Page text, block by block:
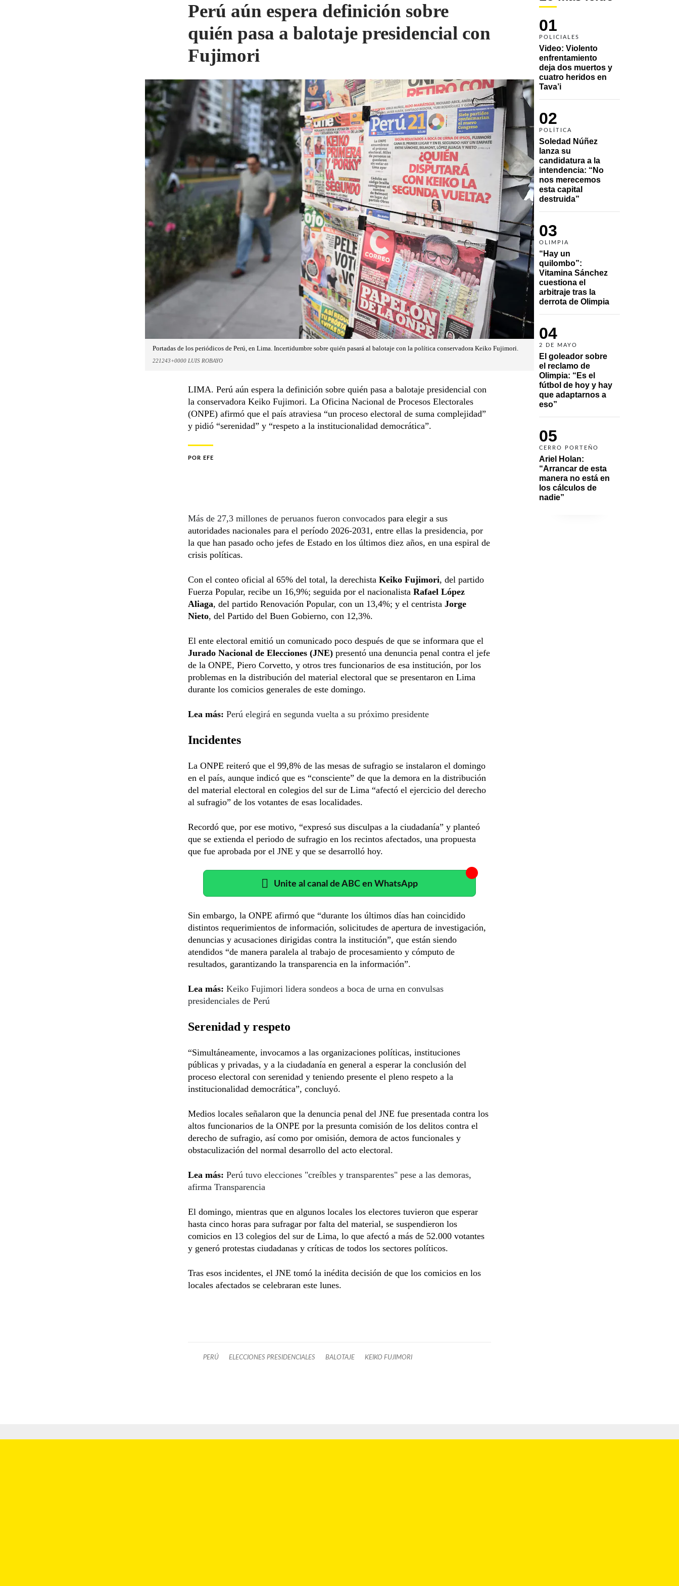
01
POLICIALES
Video: Violento
enfrentamiento
deja dos muertos y
cuatro heridos en
Tava’i
02
POLÍTICA
Soledad Núñez
lanza su
candidatura a la
intendencia: “No
nos merecemos
esta capital
destruida”
03
OLIMPIA
“Hay un
quilombo”:
Vitamina Sánchez
cuestiona el
arbitraje tras la
derrota de Olimpia
04
2 DE MAYO
El goleador sobre
el reclamo de
Olimpia: “Es el
fútbol de hoy y hay
que adaptarnos a
eso”
05
CERRO PORTEÑO
Ariel Holan:
“Arrancar de esta
manera no está en
los cálculos de
nadie”
Perú aún espera definición sobre
quién pasa a balotaje presidencial con
Fujimori
Portadas de los periódicos de Perú, en Lima. Incertidumbre sobre quién pasará al balotaje con la política conservadora Keiko Fujimori.
221243+0000 LUIS ROBAYO
LIMA. Perú aún espera la definición sobre quién pasa a balotaje presidencial con
la conservadora Keiko Fujimori. La Oficina Nacional de Procesos Electorales
(ONPE) afirmó que el país atraviesa “un proceso electoral de suma complejidad”
y pidió “serenidad” y “respeto a la institucionalidad democrática”.
POR EFE
Más de 27,3 millones de peruanos fueron convocados para elegir a sus
autoridades nacionales para el período 2026-2031, entre ellas la presidencia, por
la que han pasado ocho jefes de Estado en los últimos diez años, en una espiral de
crisis políticas.
Con el conteo oficial al 65% del total, la derechista Keiko Fujimori, del partido
Fuerza Popular, recibe un 16,9%; seguida por el nacionalista Rafael López
Aliaga, del partido Renovación Popular, con un 13,4%; y el centrista Jorge
Nieto, del Partido del Buen Gobierno, con 12,3%.
El ente electoral emitió un comunicado poco después de que se informara que el
Jurado Nacional de Elecciones (JNE) presentó una denuncia penal contra el jefe
de la ONPE, Piero Corvetto, y otros tres funcionarios de esa institución, por los
problemas en la distribución del material electoral que se presentaron en Lima
durante los comicios generales de este domingo.
Lea más: Perú elegirá en segunda vuelta a su próximo presidente
Incidentes
La ONPE reiteró que el 99,8% de las mesas de sufragio se instalaron el domingo
en el país, aunque indicó que es “consciente” de que la demora en la distribución
del material electoral en colegios del sur de Lima “afectó el ejercicio del derecho
al sufragio” de los votantes de esas localidades.
Recordó que, por ese motivo, “expresó sus disculpas a la ciudadanía” y planteó
que se extienda el periodo de sufragio en los recintos afectados, una propuesta
que fue aprobada por el JNE y que se desarrolló hoy.
Unite al canal de ABC en WhatsApp
Sin embargo, la ONPE afirmó que “durante los últimos días han coincidido
distintos requerimientos de información, solicitudes de apertura de investigación,
denuncias y acusaciones dirigidas contra la institución”, que están siendo
atendidos “de manera paralela al trabajo de procesamiento y cómputo de
resultados, garantizando la transparencia en la información”.
Lea más: Keiko Fujimori lidera sondeos a boca de urna en convulsas
presidenciales de Perú
Serenidad y respeto
“Simultáneamente, invocamos a las organizaciones políticas, instituciones
públicas y privadas, y a la ciudadanía en general a esperar la conclusión del
proceso electoral con serenidad y teniendo presente el pleno respeto a la
institucionalidad democrática”, concluyó.
Medios locales señalaron que la denuncia penal del JNE fue presentada contra los
altos funcionarios de la ONPE por la presunta comisión de los delitos contra el
derecho de sufragio, así como por omisión, demora de actos funcionales y
obstaculización del normal desarrollo del acto electoral.
Lea más: Perú tuvo elecciones "creíbles y transparentes" pese a las demoras,
afirma Transparencia
El domingo, mientras que en algunos locales los electores tuvieron que esperar
hasta cinco horas para sufragar por falta del material, se suspendieron los
comicios en 13 colegios del sur de Lima, lo que afectó a más de 52.000 votantes
y generó protestas ciudadanas y críticas de todos los sectores políticos.
Tras esos incidentes, el JNE tomó la inédita decisión de que los comicios en los
locales afectados se celebraran este lunes.
PERÚ ELECCIONES PRESIDENCIALES BALOTAJE KEIKO FUJIMORI